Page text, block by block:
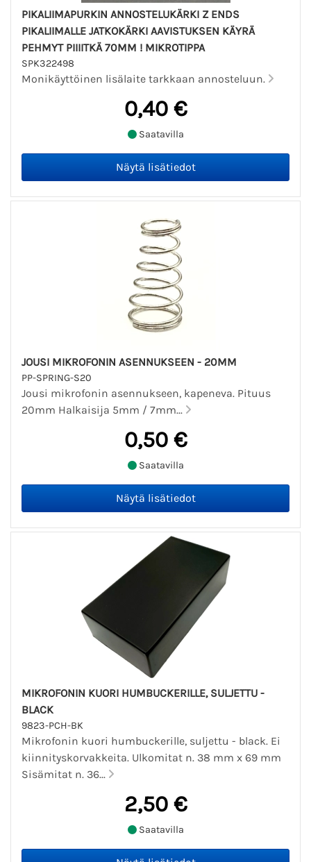
PIKALIIMAPURKIN ANNOSTELUKÄRKI Z ENDS
PIKALIIMALLE JATKOKÄRKI AAVISTUKSEN KÄYRÄ
PEHMYT PIIIITKÄ 70MM ! MIKROTIPPA
SPK322498
Monikäyttöinen lisälaite tarkkaan annosteluun.
0,40 €
Saatavilla
JOUSI MIKROFONIN ASENNUKSEEN - 20MM
PP-SPRING-S20
Jousi mikrofonin asennukseen, kapeneva. Pituus
20mm Halkaisija 5mm / 7mm...
0,50 €
Saatavilla
MIKROFONIN KUORI HUMBUCKERILLE, SULJETTU -
BLACK
9823-PCH-BK
Mikrofonin kuori humbuckerille, suljettu - black. Ei
kiinnityskorvakkeita. Ulkomitat n. 38 mm x 69 mm
Sisämitat n. 36...
2,50 €
Saatavilla